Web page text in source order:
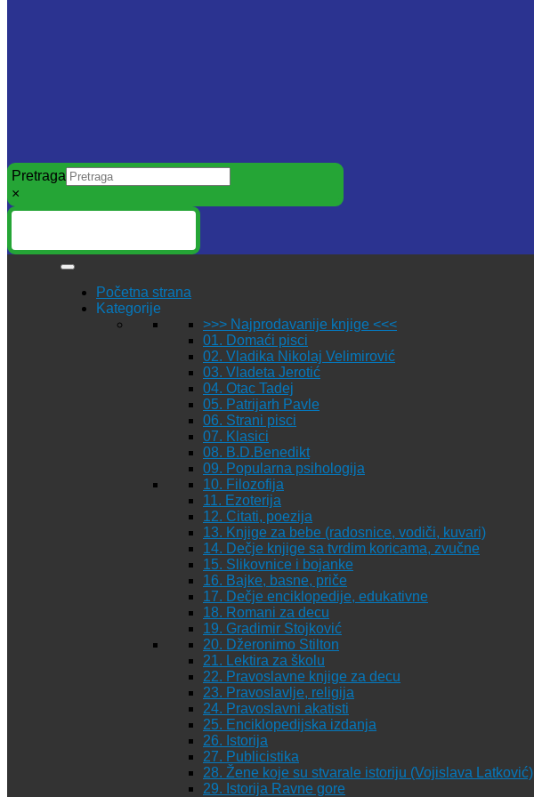
Pretraga
×
Početna strana
Kategorije
>>> Najprodavanije knjige <<<
01. Domaći pisci
02. Vladika Nikolaj Velimirović
03. Vladeta Jerotić
04. Otac Tadej
05. Patrijarh Pavle
06. Strani pisci
07. Klasici
08. B.D.Benedikt
09. Popularna psihologija
10. Filozofija
11. Ezoterija
12. Citati, poezija
13. Knjige za bebe (radosnice, vodiči, kuvari)
14. Dečje knjige sa tvrdim koricama, zvučne
15. Slikovnice i bojanke
16. Bajke, basne, priče
17. Dečje enciklopedije, edukativne
18. Romani za decu
19. Gradimir Stojković
20. Džeronimo Stilton
21. Lektira za školu
22. Pravoslavne knjige za decu
23. Pravoslavlje, religija
24. Pravoslavni akatisti
25. Enciklopedijska izdanja
26. Istorija
27. Publicistika
28. Žene koje su stvarale istoriju (Vojislava Latković)
29. Istorija Ravne gore